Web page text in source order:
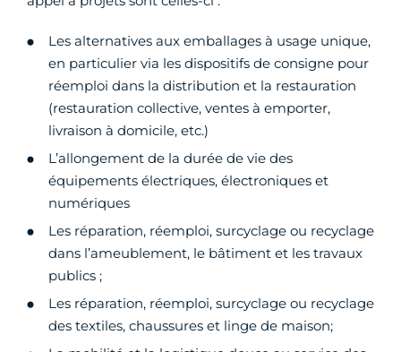
Les alternatives aux emballages à usage unique,
en particulier via les dispositifs de consigne pour
réemploi dans la distribution et la restauration
(restauration collective, ventes à emporter,
livraison à domicile, etc.)
L’allongement de la durée de vie des
équipements électriques, électroniques et
numériques
Les réparation, réemploi, surcyclage ou recyclage
dans l’ameublement, le bâtiment et les travaux
publics ;
Les réparation, réemploi, surcyclage ou recyclage
des textiles, chaussures et linge de maison;